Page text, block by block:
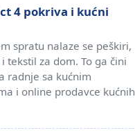
4 pokriva i kućni
spratu nalaze se peškiri,
tekstil za dom. To ga čini
radnje sa kućnim
i online prodavce kućnih